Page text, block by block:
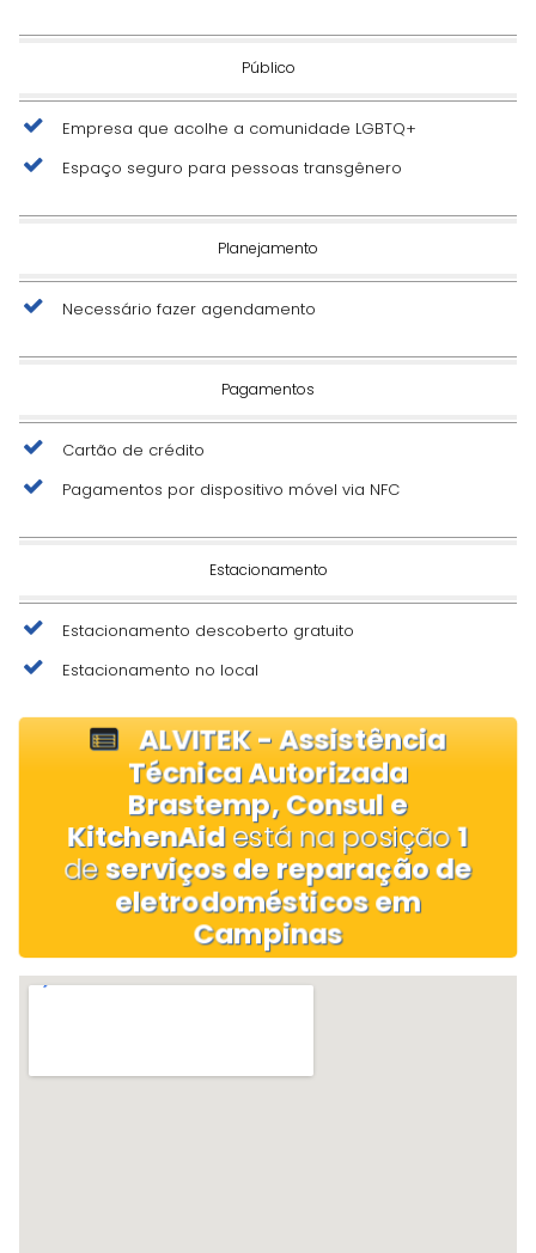
Público
Empresa que acolhe a comunidade LGBTQ+
Espaço seguro para pessoas transgênero
Planejamento
Necessário fazer agendamento
Pagamentos
Cartão de crédito
Pagamentos por dispositivo móvel via NFC
Estacionamento
Estacionamento descoberto gratuito
Estacionamento no local
ALVITEK - Assistência
Técnica Autorizada
Brastemp, Consul e
KitchenAidestá na posição1
deserviços de reparação de
eletrodomésticos em
Campinas